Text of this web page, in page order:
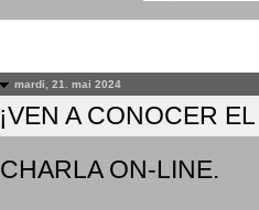
mardi, 21. mai 2024
¡VEN A CONOCER
CHARLA ON-LINE.